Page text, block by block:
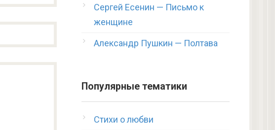
Сергей Есенин — Письмо к
женщине
Александр Пушкин — Полтава
Популярные тематики
Стихи о любви